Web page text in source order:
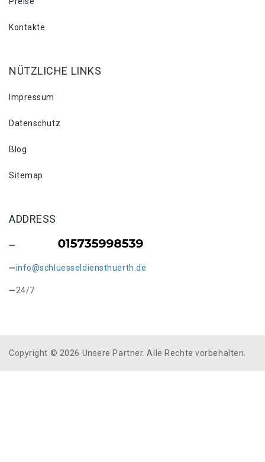
Kontakte
NÜTZLICHE LINKS
Impressum
Datenschutz
Blog
Sitemap
ADDRESS
info@schluesseldiensthuerth.de
24/7
Copyright © 2026 Unsere Partner. Alle Rechte vorbehalten.